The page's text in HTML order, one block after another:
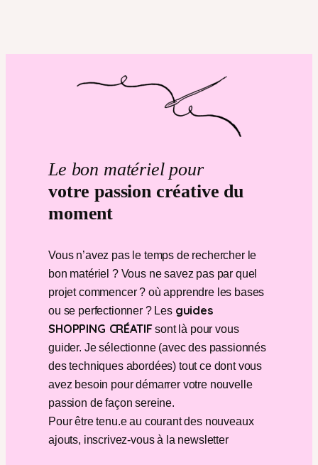
Le bon matériel pour
votre passion créative du
moment
Vous n’avez pas le temps de rechercher le
bon matériel ? Vous ne savez pas par quel
projet commencer ? où apprendre les bases
ou se perfectionner ? Les guides
SHOPPING CRÉATIFsont là pour vous
guider. Je sélectionne (avec des passionnés
des techniques abordées) tout ce dont vous
avez besoin pour démarrer votre nouvelle
passion de façon sereine.
Pour être tenu.e au courant des nouveaux
ajouts, inscrivez-vous à la newsletter